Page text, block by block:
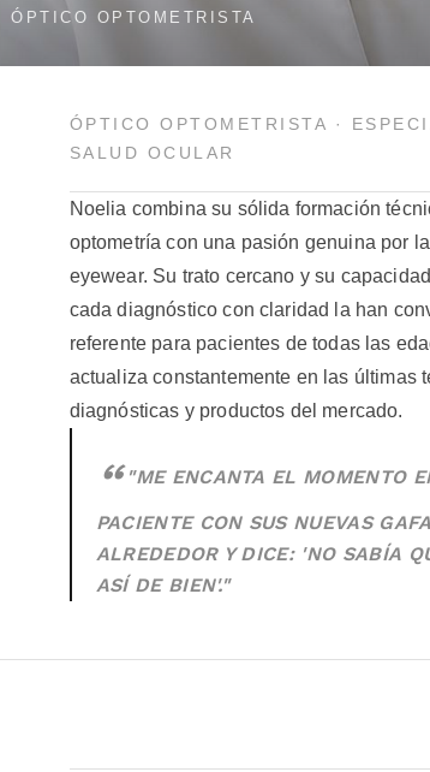
ÓPTICO OPTOMETRISTA
ÓPTICO OPTOMETRISTA ·
SALUD OCULAR
Noelia combina su sólida formación
optometría con una pasión genuina por
eyewear. Su trato cercano y su
cada diagnóstico con claridad la han
referente para pacientes de todas las
actualiza constantemente en las últimas
diagnósticas y productos del mercado.
"ME ENCANTA EL MOMENTO
PACIENTE CON SUS NUEVAS
ALREDEDOR Y DICE: 'NO SABÍA
ASÍ DE BIEN'."